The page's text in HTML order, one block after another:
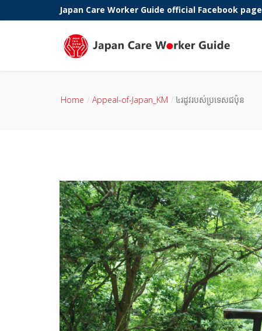
Phone:
Japan Care Worker Guide official Facebook page
Home Appeal-of-Japan_KM ៤រដូវរបស់ប្រទេសជប៉ុន